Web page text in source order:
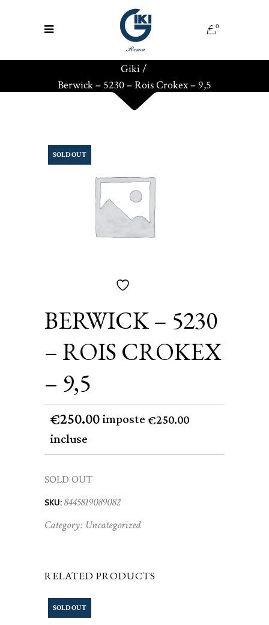
0
Giki/
Berwick – 5230 – Rois Crokex – 9,5
SOLD OUT
BERWICK – 5230
– ROIS CROKEX
– 9,5
€250.00imposte€250.00
incluse
SOLD OUT
SKU: 8445819089082
Category: Uncategorized
RELATED PRODUCTS
SOLD OUT